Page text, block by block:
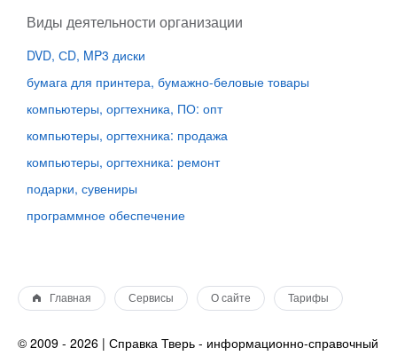
Виды деятельности организации
DVD, СD, MP3 диски
бумага для принтера, бумажно-беловые товары
компьютеры, оргтехника, ПО: опт
компьютеры, оргтехника: продажа
компьютеры, оргтехника: ремонт
подарки, сувениры
программное обеспечение
Главная Сервисы О сайте Тарифы
© 2009 - 2026 | Справка Тверь - информационно-справочный